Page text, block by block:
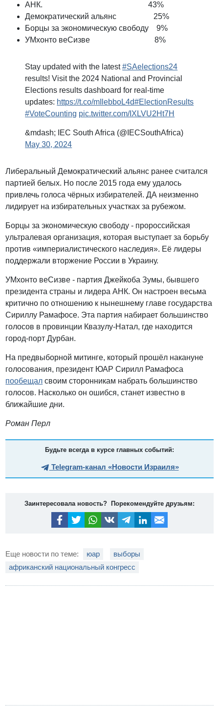
АНК. 43%
Демократический альянс 25%
Борцы за экономическую свободу 9%
УМхонто веСизве 8%
Stay updated with the latest#SAelections24
results! Visit the 2024 National and Provincial
Elections results dashboard for real-time
updates: https://t.co/mIlebboL4d#ElectionResults
#VoteCounting pic.twitter.com/IXLVU2Ht7H
&mdash; IEC South Africa (@IECSouthAfrica)
May 30, 2024
Либеральный Демократический альянс ранее считался
партией белых. Но после 2015 года ему удалось
привлечь голоса чёрных избирателей. ДА неизменно
лидирует на избирательных участках за рубежом.
Борцы за экономическую свободу - пророссийская
ультралевая организация, которая выступает за борьбу
против «империалистического наследия». Её лидеры
поддержали вторжение России в Украину.
УМхонто веСизве - партия Джейкоба Зумы, бывшего
президента страны и лидера АНК. Он настроен весьма
критично по отношению к нынешнему главе государства
Сириллу Рамафосе. Эта партия набирает большинство
голосов в провинции Квазулу-Натал, где находится
город-порт Дурбан.
На предвыборной митинге, который прошёл накануне
голосования, президент ЮАР Сирилл Рамафоса
пообещал своим сторонникам набрать большинство
голосов. Насколько он ошибся, станет известно в
ближайшие дни.
Роман Перл
Будьте всегда в курсе главных событий:
Telegram-канал «Новости Израиля»
Заинтересовала новость? Порекомендуйте друзьям:
Еще новости по теме: юар
выборы
африканский национальный конгресс